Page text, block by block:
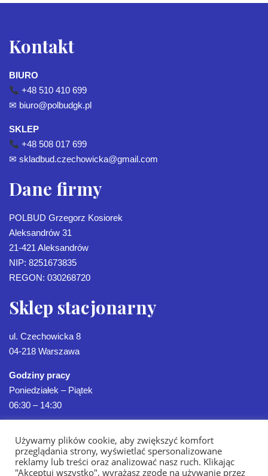
Kontakt
BIURO
+48 510 410 699
✉ biuro@polbudgk.pl
SKLEP
+48 508 017 699
✉ skladbud.czechowicka@gmail.com
Dane firmy
POLBUD Grzegorz Kosiorek
Aleksandrów 31
21-421 Aleksandrów
NIP: 8251673835
REGON: 030268720
Sklep stacjonarny
ul. Czechowicka 8
04-218 Warszawa
Godziny pracy
Poniedziałek – Piątek
06:30 – 14:30
Używamy plików cookie, aby zwiększyć komfort
przeglądania strony, wyświetlać spersonalizowane
reklamy lub treści oraz analizować nasz ruch. Klikając
"Akceptuj wszystko", wyrażasz zgodę na używanie przez